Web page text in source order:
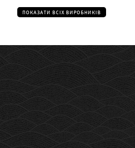
ПОКАЗАТИ ВСІХ ВИРОБНИКІВ